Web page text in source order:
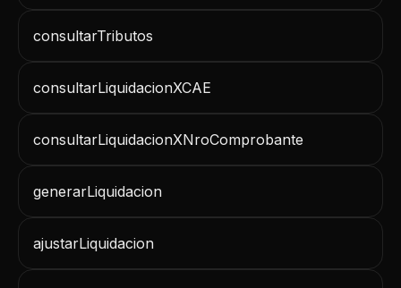
consultarTributos
consultarLiquidacionXCAE
consultarLiquidacionXNroComprobante
generarLiquidacion
ajustarLiquidacion